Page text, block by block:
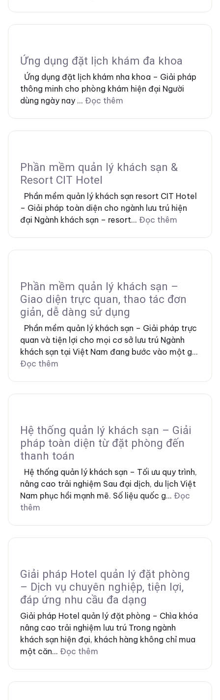
Ứng dụng đặt lịch khám đa khoa
Ứng dụng đặt lịch khám nha khoa – Giải pháp
thông minh cho phòng khám hiện đại Người
dùng ngày nay ... Đọc thêm
Phần mềm quản lý khách sạn &
Resort CIT Hotel
Phần mềm quản lý khách sạn resort CIT Hotel
– Giải pháp toàn diện cho ngành lưu trú hiện
đại Ngành khách sạn – resort... Đọc thêm
Phần mềm quản lý khách sạn –
Giao diện trực quan, thao tác đơn
giản, dễ dàng sử dụng
Phần mềm quản lý khách sạn – Giải pháp trực
quan và tiện lợi cho mọi cơ sở lưu trú Ngành
khách sạn tại Việt Nam đang bước vào một g...
Đọc thêm
Hệ thống quản lý khách sạn – Giải
pháp toàn diện từ đặt phòng đến
thanh toán
Hệ thống quản lý khách sạn – Tối ưu quy trình,
nâng cao trải nghiệm Sau đại dịch, du lịch Việt
Nam phục hồi mạnh mẽ. Số liệu quốc g... Đọc
thêm
Giải pháp Hotel quản lý đặt phòng
– Dịch vụ chuyên nghiệp, tiện lợi,
đáp ứng nhu cầu đa dạng
Giải pháp Hotel quản lý đặt phòng – Chìa khóa
nâng cao trải nghiệm lưu trú Trong ngành
khách sạn hiện đại, khách hàng không chỉ mua
một căn... Đọc thêm